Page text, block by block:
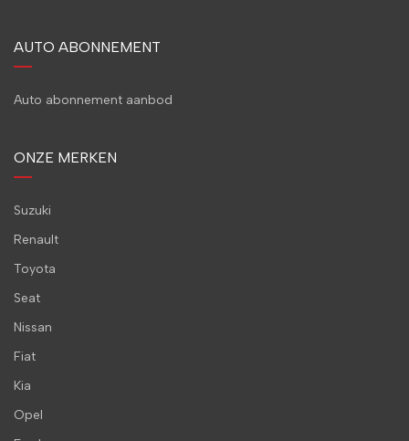
AUTO ABONNEMENT
Auto abonnement aanbod
ONZE MERKEN
Suzuki
Renault
Toyota
Seat
Nissan
Fiat
Kia
Opel